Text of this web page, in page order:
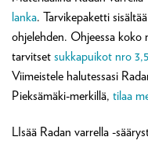
lanka. Tarvikepaketti
ohjelehden. Ohjeessa koko
tarvitset sukkapuikot nro 3,5
Viimeistele halutessasi
Pieksämäki-merkillä, tilaa
LIsää Radan varrella -